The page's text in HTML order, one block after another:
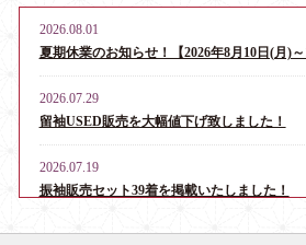
2026.08.01
夏期休業のお知らせ！【2026年8月10日(月)～
2026.07.29
留袖USED販売を大幅値下げ致しました！
2026.07.19
振袖販売セット39着を掲載いたしました！
2026.06.13